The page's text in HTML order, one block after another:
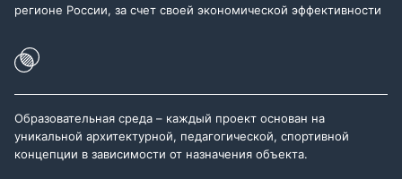
регионе России, за счет своей экономической эффективности
Образовательная среда – каждый проект основан на
уникальной архитектурной, педагогической, спортивной
концепции в зависимости от назначения объекта.